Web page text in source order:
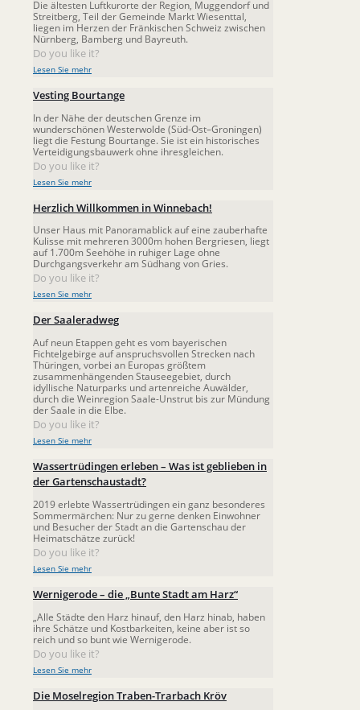
Die ältesten Luftkurorte der Region, Muggendorf und
Streitberg, Teil der Gemeinde Markt Wiesenttal,
liegen im Herzen der Fränkischen Schweiz zwischen
Nürnberg, Bamberg und Bayreuth.
Do you like it?
Lesen Sie mehr
Vesting Bourtange
In der Nähe der deutschen Grenze im
wunderschönen Westerwolde (Süd-Ost–Groningen)
liegt die Festung Bourtange. Sie ist ein historisches
Verteidigungsbauwerk ohne ihresgleichen.
Do you like it?
Lesen Sie mehr
Herzlich Willkommen in Winnebach!
Unser Haus mit Panoramablick auf eine zauberhafte
Kulisse mit mehreren 3000m hohen Bergriesen, liegt
auf 1.700m Seehöhe in ruhiger Lage ohne
Durchgangsverkehr am Südhang von Gries.
Do you like it?
Lesen Sie mehr
Der Saaleradweg
Auf neun Etappen geht es vom bayerischen
Fichtelgebirge auf anspruchsvollen Strecken nach
Thüringen, vorbei an Europas größtem
zusammenhängenden Stauseegebiet, durch
idyllische Naturparks und artenreiche Auwälder,
durch die Weinregion Saale-Unstrut bis zur Mündung
der Saale in die Elbe.
Do you like it?
Lesen Sie mehr
Wassertrüdingen erleben – Was ist geblieben in
der Gartenschaustadt?
2019 erlebte Wassertrüdingen ein ganz besonderes
Sommermärchen: Nur zu gerne denken Einwohner
und Besucher der Stadt an die Gartenschau der
Heimatschätze zurück!
Do you like it?
Lesen Sie mehr
Wernigerode – die „Bunte Stadt am Harz“
„Alle Städte den Harz hinauf, den Harz hinab, haben
ihre Schätze und Kostbarkeiten, keine aber ist so
reich und so bunt wie Wernigerode.
Do you like it?
Lesen Sie mehr
Die Moselregion Traben-Trarbach Kröv